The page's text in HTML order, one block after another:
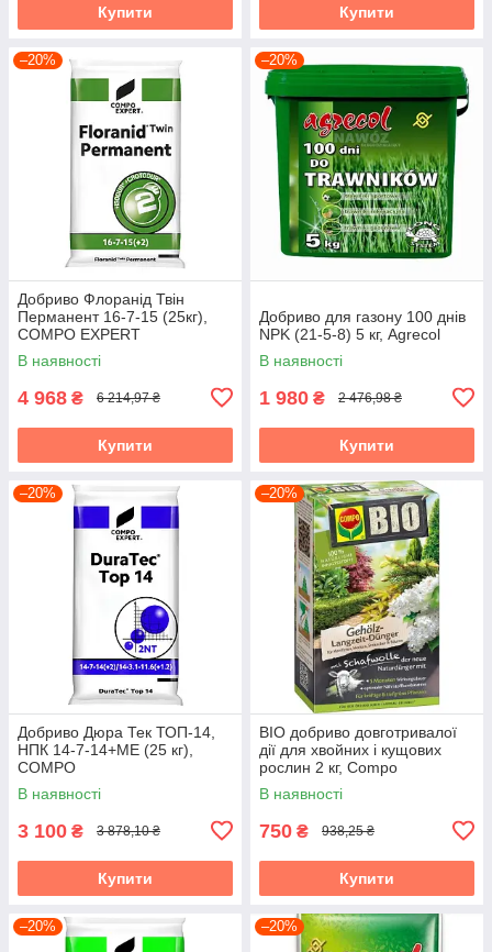
Купити Купити
–20%
Добриво Флоранід Твін
Перманент 16-7-15 (25кг),
COMPO EXPERT
В наявності
4 968 ₴ 6 214,97 ₴
Купити
–20%
Добриво для газону 100 днів
NPK (21-5-8) 5 кг, Agrecol
В наявності
1 980 ₴ 2 476,98 ₴
Купити
–20%
Добриво Дюра Тек ТОП-14,
НПК 14-7-14+МЕ (25 кг),
COMPO
В наявності
3 100 ₴ 3 878,10 ₴
Купити
–20%
BIO добриво довготривалої
дії для хвойних і кущових
рослин 2 кг, Compo
В наявності
750 ₴ 938,25 ₴
Купити
–20% –20%